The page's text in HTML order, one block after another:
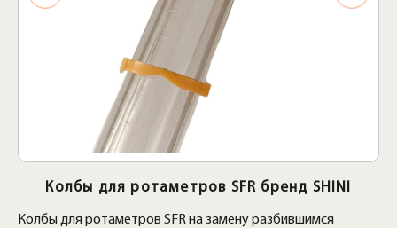
Колбы для ротаметров SFR бренд SHINI
Колбы для ротаметров SFR на замену разбившимся